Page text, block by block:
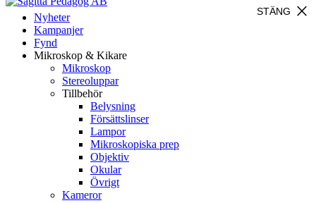
close
STÄNG
Nyheter
Kampanjer
Fynd
Mikroskop & Kikare
Mikroskop
Stereoluppar
Tillbehör
Belysning
Försättslinser
Lampor
Mikroskopiska prep
Objektiv
Okular
Övrigt
Kameror